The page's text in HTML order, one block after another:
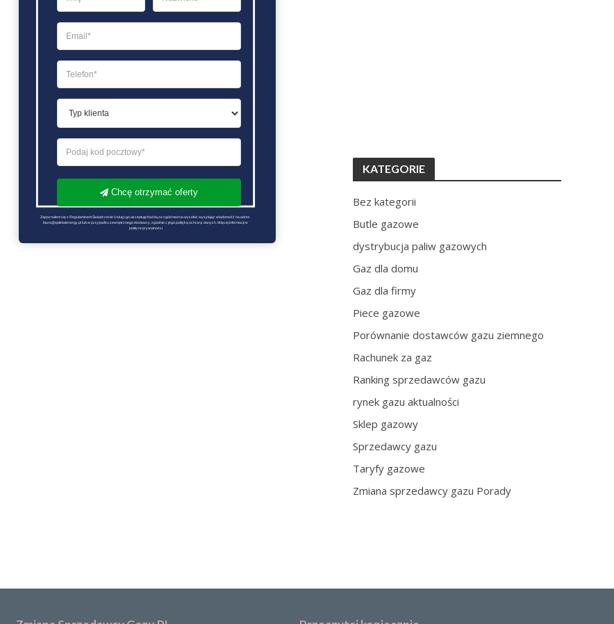
KATEGORIE
Bez kategorii
Butle gazowe
dystrybucja paliw gazowych
Gaz dla domu
Gaz dla firmy
Piece gazowe
Porównanie dostawców gazu ziemnego
Rachunek za gaz
Ranking sprzedawców gazu
rynek gazu aktualności
Sklep gazowy
Sprzedawcy gazu
Taryfy gazowe
Zmiana sprzedawcy gazu Porady
Chcę otrzymać oferty
Zapoznałem się z Regulaminem Świadczenie Usług i go akceptuję Każdą ze zgód można wycofać wysyłając wiadomość na adres
biuro@optimalenergy.pl lub w przypadku zewnętrznego dostawcy, zgodnie z jego polityką ochrony danych. Więcej informacji w
polityce prywatności